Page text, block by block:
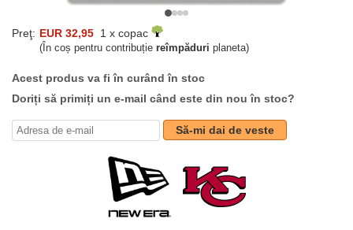
Preţ: EUR 32,95 1 x copac
(În coș pentru contribuție reîmpăduri planeta)
Acest produs va fi în curând în stoc
Doriți să primiți un e-mail când este din nou în stoc?
Să-mi dai de veste